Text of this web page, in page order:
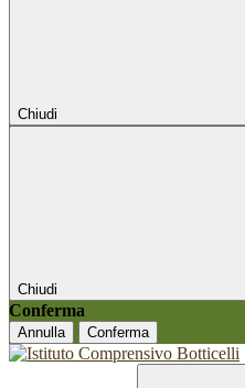
Chiudi
Chiudi
Conferma
Annulla Conferma